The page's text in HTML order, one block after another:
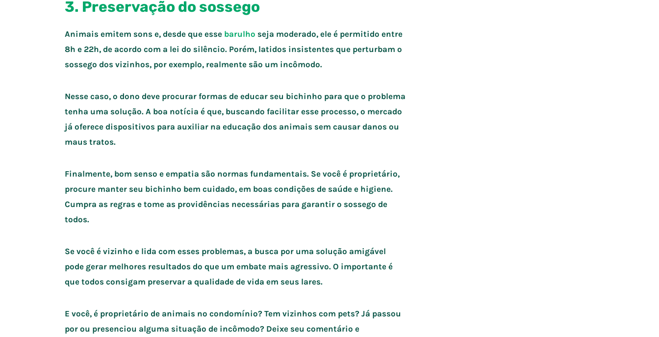
3. Preservação do sossego
Animais emitem sons e, desde que esse barulho seja moderado, ele é permitido entre
8h e 22h, de acordo com a lei do silêncio. Porém, latidos insistentes que perturbam o
sossego dos vizinhos, por exemplo, realmente são um incômodo.
Nesse caso, o dono deve procurar formas de educar seu bichinho para que o problema
tenha uma solução. A boa notícia é que, buscando facilitar esse processo, o mercado
já oferece dispositivos para auxiliar na educação dos animais sem causar danos ou
maus tratos.
Finalmente, bom senso e empatia são normas fundamentais. Se você é proprietário,
procure manter seu bichinho bem cuidado, em boas condições de saúde e higiene.
Cumpra as regras e tome as providências necessárias para garantir o sossego de
todos.
Se você é vizinho e lida com esses problemas, a busca por uma solução amigável
pode gerar melhores resultados do que um embate mais agressivo. O importante é
que todos consigam preservar a qualidade de vida em seus lares.
E você, é proprietário de animais no condomínio? Tem vizinhos com pets? Já passou
por ou presenciou alguma situação de incômodo? Deixe seu comentário e